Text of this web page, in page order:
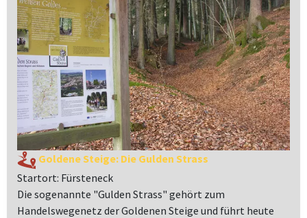
Goldene Steige: Die Gulden Strass
Startort: Fürsteneck
Die sogenannte "Gulden Strass" gehört zum
Handelswegenetz der Goldenen Steige und führt heute